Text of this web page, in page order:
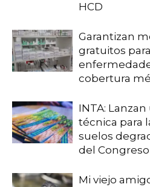
HCD
Garantizan
gratuitos
cobertura
INTA:
técnica para
suelos
del
Mi viejo